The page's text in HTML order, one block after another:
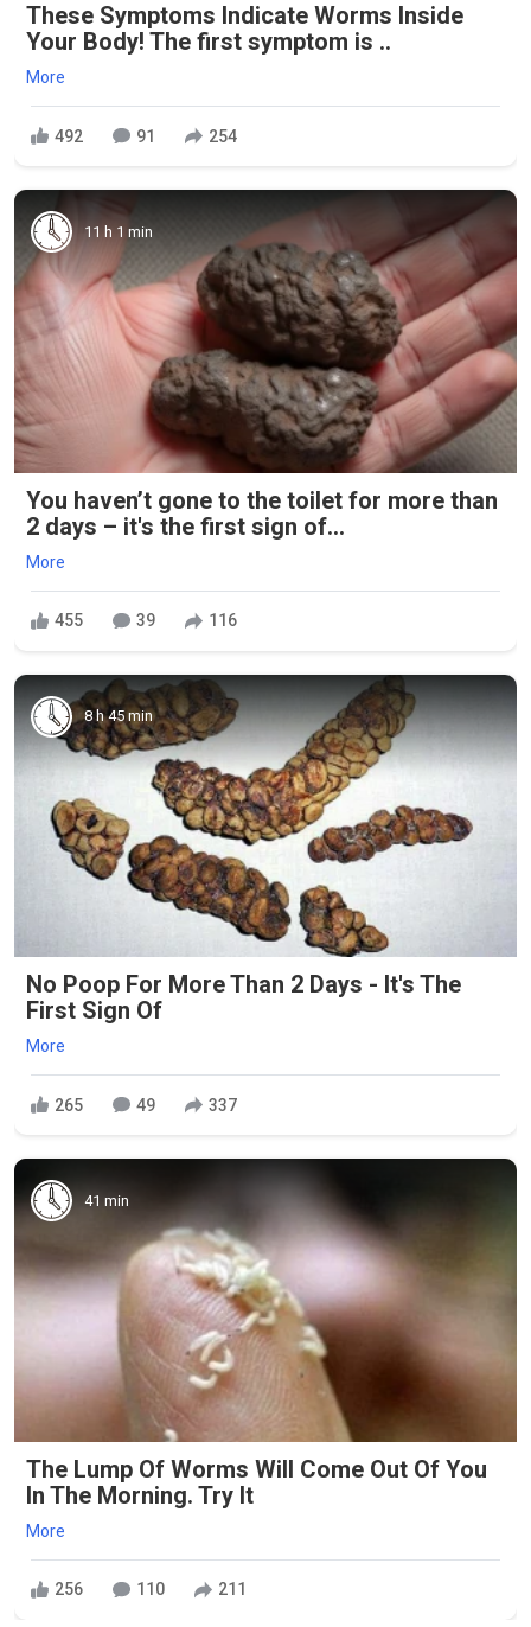
These Symptoms Indicate Worms Inside
Your Body! The first symptom is ..
More
492 91 254
11 h 1 min
You haven’t gone to the toilet for more than
2 days – it's the first sign of...
More
455 39 116
8 h 45 min
No Poop For More Than 2 Days - It's The
First Sign Of
More
265 49 337
41 min
The Lump Of Worms Will Come Out Of You
In The Morning. Try It
More
256 110 211